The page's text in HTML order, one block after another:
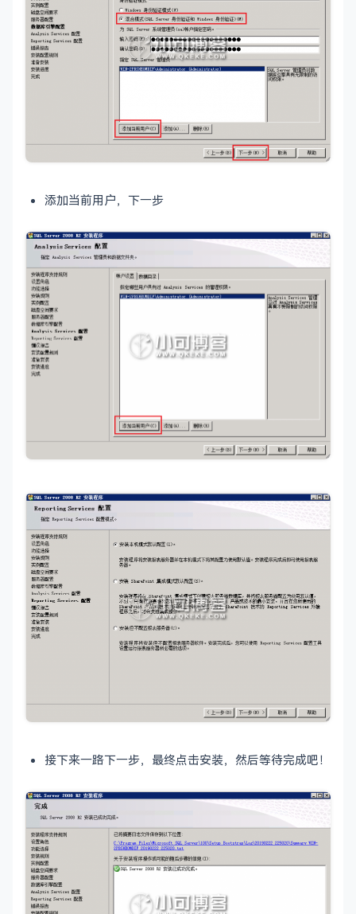
添加当前用户，下一步
接下来一路下一步，最终点击安装，然后等待完成吧！